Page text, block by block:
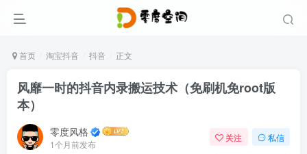
首页 淘宝抖音 抖音 正文
风靡一时的抖音内录搬运技术（免刷机免root版
本）
零度风格
1个月前发布
关注 私信